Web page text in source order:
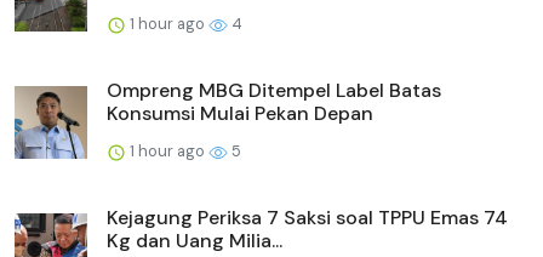
1 hour ago 4
Ompreng MBG Ditempel Label Batas
Konsumsi Mulai Pekan Depan
1 hour ago 5
Kejagung Periksa 7 Saksi soal TPPU Emas 74
Kg dan Uang Milia...